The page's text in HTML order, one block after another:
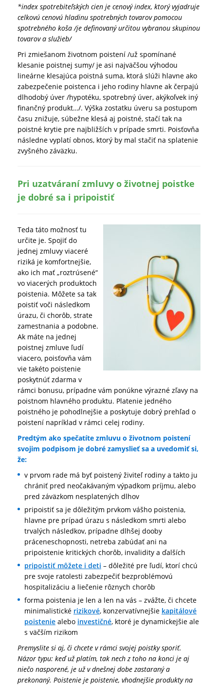
*index spotrebiteľských cien je cenový index, ktorý vyjadruje
celkovú cenovú hladinu spotrebných tovarov pomocou
spotrebného koša /je definovaný určitou vybranou skupinou
tovarov a služieb/
Pri zmiešanom životnom poistení /už spomínané
klesanie poistnej sumy/ je asi najväčšou výhodou
lineárne klesajúca poistná suma, ktorá slúži hlavne ako
zabezpečenie poistenca i jeho rodiny hlavne ak čerpajú
dlhodobý úver /hypotéku, spotrebný úver, akýkoľvek iný
finančný produkt…/. Výška zostatku úveru sa postupom
času znižuje, súbežne klesá aj poistné, stačí tak na
poistné krytie pre najbližších v prípade smrti. Poisťovňa
následne vyplatí obnos, ktorý by mal stačiť na splatenie
zvyšného záväzku.
Pri uzatváraní zmluvy o životnej poistke
je dobré sa i pripoistiť
Teda táto možnosť tu
určite je. Spojiť do
jednej zmluvy viaceré
riziká je komfortnejšie,
ako ich mať „roztrúsené“
vo viacerých produktoch
poistenia. Môžete sa tak
poistiť voči následkom
úrazu, či chorôb, strate
zamestnania a podobne.
Ak máte na jednej
poistnej zmluve ľudí
viacero, poisťovňa vám
vie takéto poistenie
poskytnúť zdarma v
rámci bonusu, prípadne vám ponúkne výrazné zľavy na
poistnom hlavného produktu. Platenie jedného
poistného je pohodlnejšie a poskytuje dobrý prehľad o
poistení napríklad v rámci celej rodiny.
Predtým ako spečatíte zmluvu o životnom poistení
svojim podpisom je dobré zamyslieť sa a uvedomiť si,
že:
v prvom rade má byť poistený živiteľ rodiny a takto ju
chrániť pred neočakávaným výpadkom príjmu, alebo
pred záväzkom nesplatených dlhov
pripoistiť sa je dôležitým prvkom vášho poistenia,
hlavne pre prípad úrazu s následkom smrti alebo
trvalých následkov, prípadne dlhšej dooby
práceneschopnosti, netreba zabúdať ani na
pripoistenie kritických chorôb, invalidity a ďalších
pripoistiť môžete i deti – dôležité pre ľudí, ktorí chcú
pre svoje ratolesti zabezpečiť bezproblémovú
hospitalizáciu a liečenie rôznych chorôb
forma poistenia je len a len na vás – zvážte, či chcete
minimalistické rizikové, konzervatívnejšie kapitálové
poistenie alebo investičné, ktoré je dynamickejšie ale
s väčším rizikom
Premyslite si aj, či chcete v rámci svojej poistky sporiť.
Názor typu: keď už platím, tak nech z toho na konci je aj
niečo nasporené, je už v dnešnej dobe zastaraný a
prekonaný. Poistenie je poistenie, vhodnejšie produkty na